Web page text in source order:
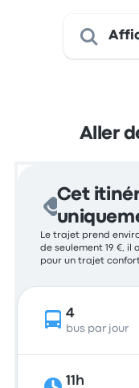
Aller
Cet
Le trajet prend
de seulement 19 €,
pour un trajet
4
bus par jour
11h